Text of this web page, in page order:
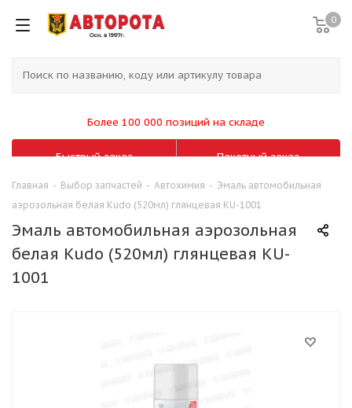
0
Более 100 000 позиций на складе
Быстрый заказ Пакетный заказ
Главная - Выбор запчастей - Автохимия - Эмаль автомобильная
аэрозольная белая Kudo (520мл) глянцевая KU-1001
Эмаль автомобильная аэрозольная
белая Kudo (520мл) глянцевая KU-
1001